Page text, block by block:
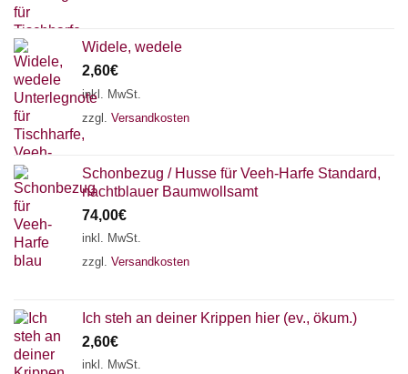
Widele, wedele
2,60€
inkl. MwSt.
zzgl. Versandkosten
Schonbezug / Husse für Veeh-Harfe Standard,
nachtblauer Baumwollsamt
74,00€
inkl. MwSt.
zzgl. Versandkosten
Ich steh an deiner Krippen hier (ev., ökum.)
2,60€
inkl. MwSt.